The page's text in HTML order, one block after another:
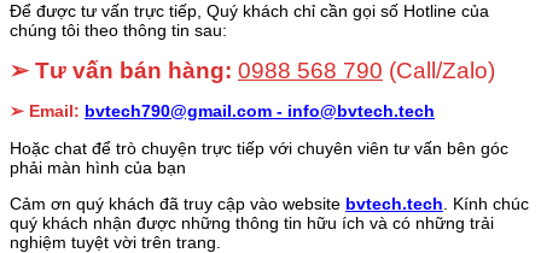
Để được tư vấn trực tiếp, Quý khách chỉ cần gọi số Hotline của
chúng tôi theo thông tin sau:
➢ Tư vấn bán hàng: 0988 568 790 (Call/Zalo)
➢ Email: bvtech790@gmail.com - info@bvtech.tech
Hoặc chat để trò chuyện trực tiếp với chuyên viên tư vấn bên góc
phải màn hình của bạn
Cảm ơn quý khách đã truy cập vào website bvtech.tech . Kính chúc
quý khách nhận được những thông tin hữu ích và có những trải
nghiệm tuyệt vời trên trang.